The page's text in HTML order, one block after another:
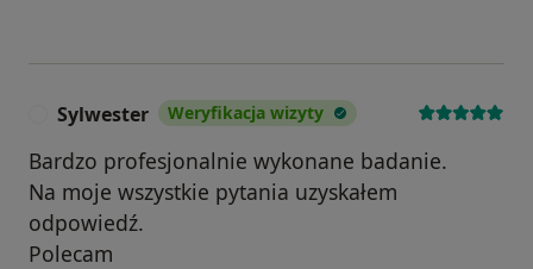
Sylwester Weryfikacja wizyty
Bardzo profesjonalnie wykonane badanie.
Na moje wszystkie pytania uzyskałem
odpowiedź.
Polecam